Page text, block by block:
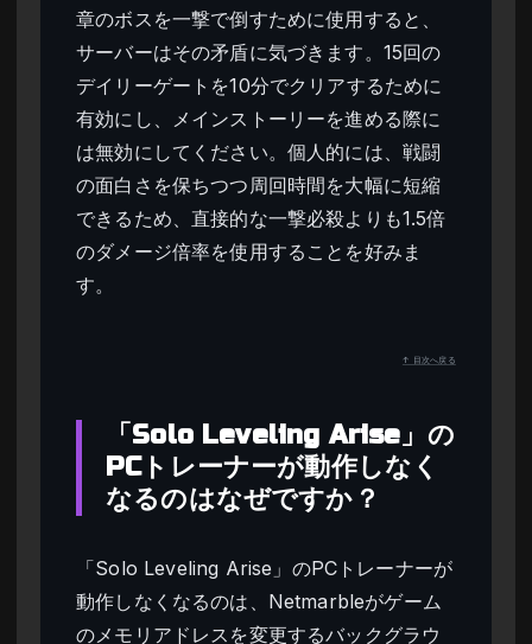
章のボスを一撃で倒すために使用すると、
サーバーはその矛盾に気づきます。15回の
デイリーゲートを10分でクリアするために
有効にし、メインストーリーを進める際に
は無効にしてください。個人的には、戦闘
の面白さを保ちつつ周回時間を大幅に短縮
できるため、直接的な一撃必殺よりも1.5倍
のダメージ倍率を使用することを好みま
す。
↑ 目次へ戻る
「Solo Leveling Arise」の
PCトレーナーが動作しなく
なるのはなぜですか？
「Solo Leveling Arise」のPCトレーナーが
動作しなくなるのは、Netmarbleがゲーム
のメモリアドレスを変更するバックグラウ